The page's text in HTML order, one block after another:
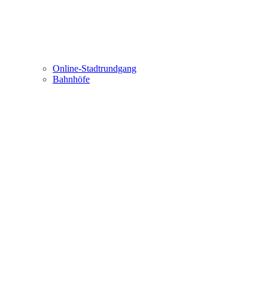
Online-Stadtrundgang
Bahnhöfe